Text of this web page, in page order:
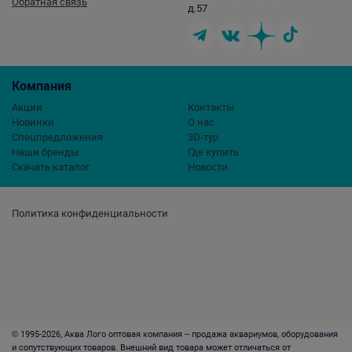
Политика конфиденциальности
Компания
Акции
Новинки
Спецпредложения
Наши бренды
Скачать каталог
Контакты
О нас
3D-тур
Где купить
Новости
д.57
© 1995-2026, Аква Лого оптовая компания – продажа аквариумов, оборудования
и сопутствующих товаров. Внешний вид товара может отличаться от